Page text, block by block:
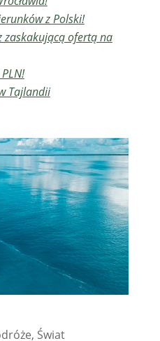
z Polski!
zaskakującą ofertą na
Tajlandii
, Świat